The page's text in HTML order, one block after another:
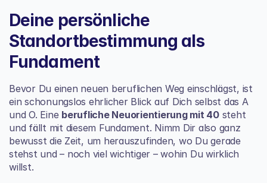
Deine persönliche
Standortbestimmung als
Fundament
Bevor Du einen neuen beruflichen Weg einschlägst, ist
ein schonungslos ehrlicher Blick auf Dich selbst das A
und O. Eine berufliche Neuorientierung mit 40 steht
und fällt mit diesem Fundament. Nimm Dir also ganz
bewusst die Zeit, um herauszufinden, wo Du gerade
stehst und – noch viel wichtiger – wohin Du wirklich
willst.